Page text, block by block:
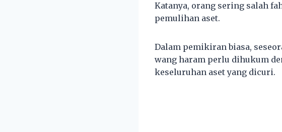
Katanya, orang sering salah
pemulihan aset.
Dalam pemikiran biasa,
wang haram perlu dihukum
keseluruhan aset yang dicuri.